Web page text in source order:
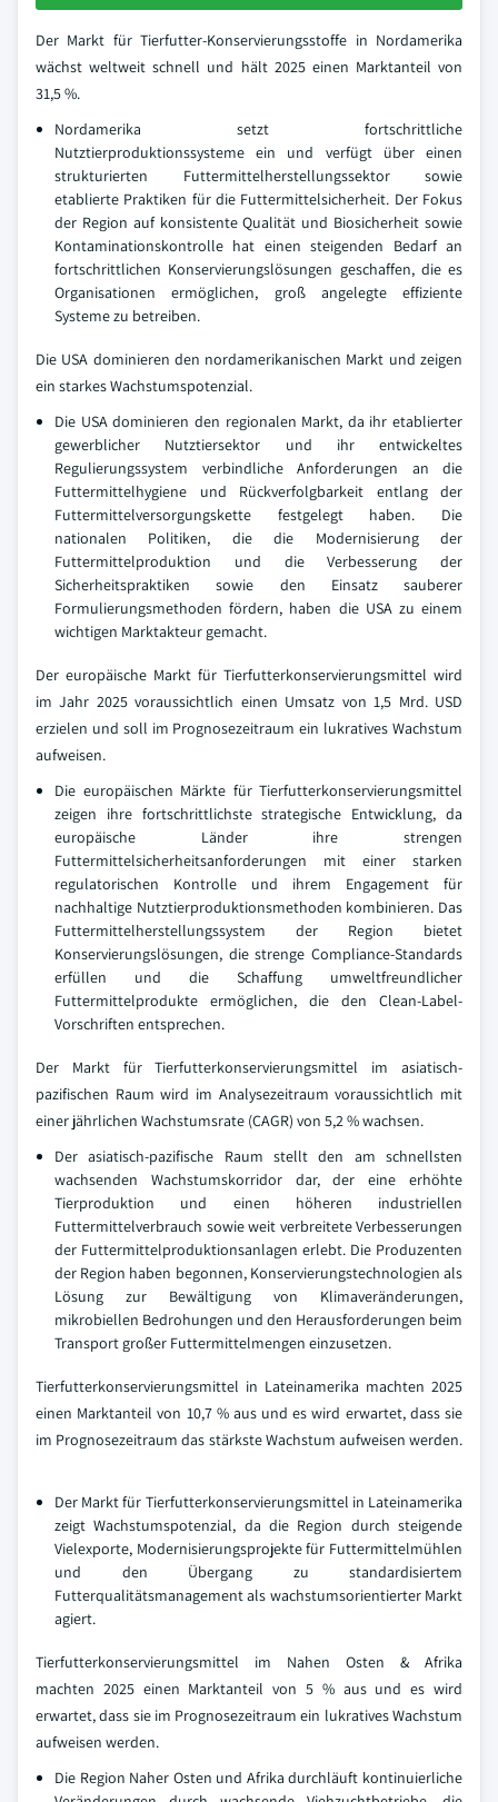
Der Markt für Tierfutter-Konservierungsstoffe in Nordamerika
wächst weltweit schnell und hält 2025 einen Marktanteil von
31,5 %.
Nordamerika setzt fortschrittliche
Nutztierproduktionssysteme ein und verfügt über einen
strukturierten Futtermittelherstellungssektor sowie
etablierte Praktiken für die Futtermittelsicherheit. Der Fokus
der Region auf konsistente Qualität und Biosicherheit sowie
Kontaminationskontrolle hat einen steigenden Bedarf an
fortschrittlichen Konservierungslösungen geschaffen, die es
Organisationen ermöglichen, groß angelegte effiziente
Systeme zu betreiben.
Die USA dominieren den nordamerikanischen Markt und zeigen
ein starkes Wachstumspotenzial.
Die USA dominieren den regionalen Markt, da ihr etablierter
gewerblicher Nutztiersektor und ihr entwickeltes
Regulierungssystem verbindliche Anforderungen an die
Futtermittelhygiene und Rückverfolgbarkeit entlang der
Futtermittelversorgungskette festgelegt haben. Die
nationalen Politiken, die die Modernisierung der
Futtermittelproduktion und die Verbesserung der
Sicherheitspraktiken sowie den Einsatz sauberer
Formulierungsmethoden fördern, haben die USA zu einem
wichtigen Marktakteur gemacht.
Der europäische Markt für Tierfutterkonservierungsmittel wird
im Jahr 2025 voraussichtlich einen Umsatz von 1,5 Mrd. USD
erzielen und soll im Prognosezeitraum ein lukratives Wachstum
aufweisen.
Die europäischen Märkte für Tierfutterkonservierungsmittel
zeigen ihre fortschrittlichste strategische Entwicklung, da
europäische Länder ihre strengen
Futtermittelsicherheitsanforderungen mit einer starken
regulatorischen Kontrolle und ihrem Engagement für
nachhaltige Nutztierproduktionsmethoden kombinieren. Das
Futtermittelherstellungssystem der Region bietet
Konservierungslösungen, die strenge Compliance-Standards
erfüllen und die Schaffung umweltfreundlicher
Futtermittelprodukte ermöglichen, die den Clean-Label-
Vorschriften entsprechen.
Der Markt für Tierfutterkonservierungsmittel im asiatisch-
pazifischen Raum wird im Analysezeitraum voraussichtlich mit
einer jährlichen Wachstumsrate (CAGR) von 5,2 % wachsen.
Der asiatisch-pazifische Raum stellt den am schnellsten
wachsenden Wachstumskorridor dar, der eine erhöhte
Tierproduktion und einen höheren industriellen
Futtermittelverbrauch sowie weit verbreitete Verbesserungen
der Futtermittelproduktionsanlagen erlebt. Die Produzenten
der Region haben begonnen, Konservierungstechnologien als
Lösung zur Bewältigung von Klimaveränderungen,
mikrobiellen Bedrohungen und den Herausforderungen beim
Transport großer Futtermittelmengen einzusetzen.
Tierfutterkonservierungsmittel in Lateinamerika machten 2025
einen Marktanteil von 10,7 % aus und es wird erwartet, dass sie
im Prognosezeitraum das stärkste Wachstum aufweisen werden.
Der Markt für Tierfutterkonservierungsmittel in Lateinamerika
zeigt Wachstumspotenzial, da die Region durch steigende
Vielexporte, Modernisierungsprojekte für Futtermittelmühlen
und den Übergang zu standardisiertem
Futterqualitätsmanagement als wachstumsorientierter Markt
agiert.
Tierfutterkonservierungsmittel im Nahen Osten & Afrika
machten 2025 einen Marktanteil von 5 % aus und es wird
erwartet, dass sie im Prognosezeitraum ein lukratives Wachstum
aufweisen werden.
Die Region Naher Osten und Afrika durchläuft kontinuierliche